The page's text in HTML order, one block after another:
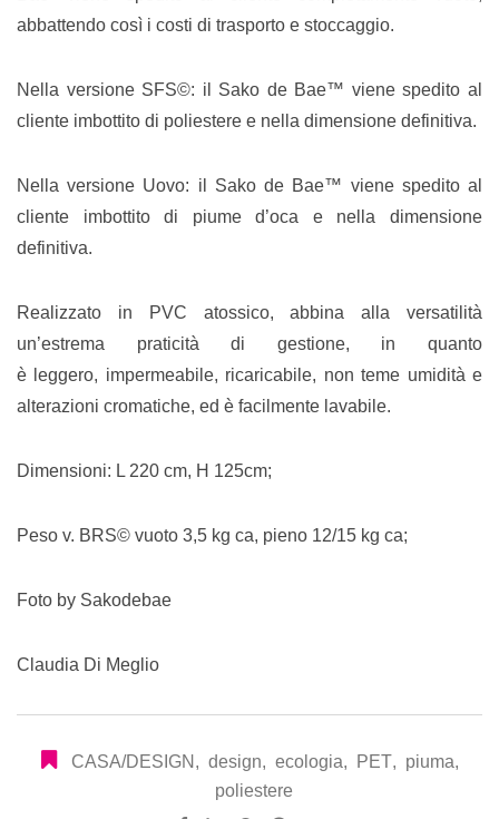
abbattendo così i costi di trasporto e stoccaggio.
Nella versione SFS©: il Sako de Bae™ viene spedito al
cliente imbottito di poliestere e nella dimensione definitiva.
Nella versione Uovo: il Sako de Bae™ viene spedito al
cliente imbottito di piume d’oca e nella dimensione
definitiva.
Realizzato in PVC atossico, abbina alla versatilità
un’estrema praticità di gestione, in quanto
è leggero, impermeabile, ricaricabile, non teme umidità e
alterazioni cromatiche, ed è facilmente lavabile.
Dimensioni: L 220 cm, H 125cm;
Peso v. BRS© vuoto 3,5 kg ca, pieno 12/15 kg ca;
Foto by Sakodebae
Claudia Di Meglio
CASA/DESIGN , design, ecologia, PET, piuma,
poliestere